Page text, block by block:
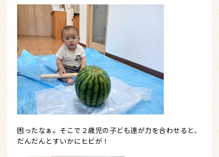
困ったなぁ。そこで２歳児の子ども達が力を合わせると、
だんだんとすいかにヒビが！